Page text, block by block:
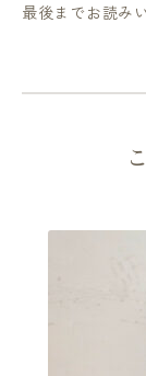
最後までお読み